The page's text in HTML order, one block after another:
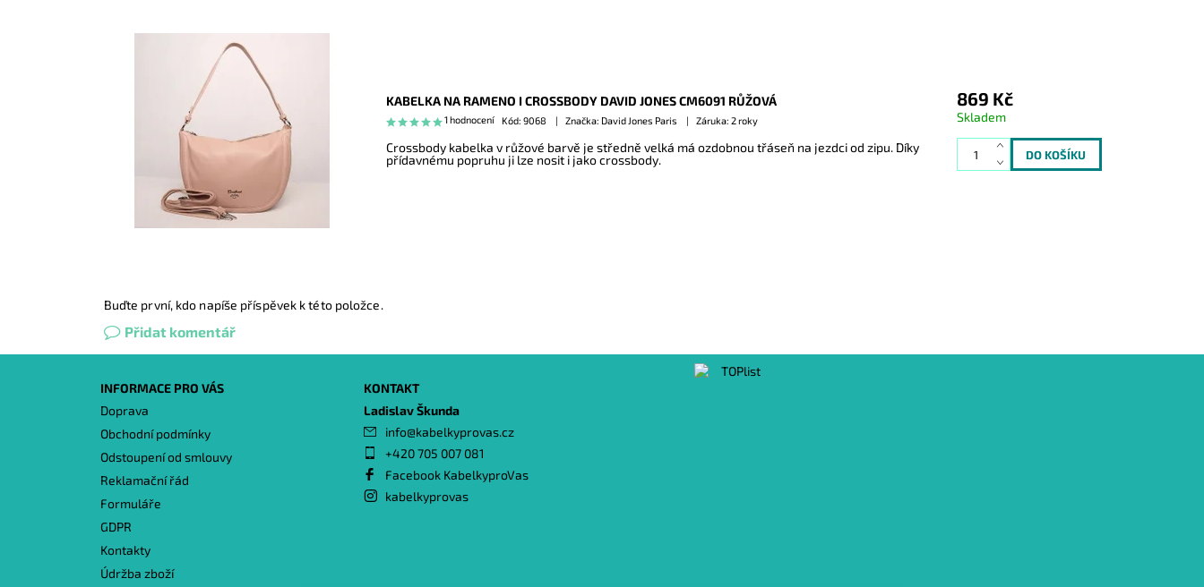
KABELKA NA RAMENO I CROSSBODY DAVID JONES CM6091 RŮŽOVÁ
1 hodnocení Kód: 9068 Značka: David Jones Paris Záruka: 2 roky
Crossbody kabelka v růžové barvě je středně velká má ozdobnou třáseň na jezdci od zipu. Díky
přídavnému popruhu ji lze nosit i jako crossbody.
869 Kč
Skladem
Buďte první, kdo napíše příspěvek k této položce.
Přidat komentář
INFORMACE PRO VÁS
Doprava
Obchodní podmínky
Odstoupení od smlouvy
Reklamační řád
Formuláře
GDPR
Kontakty
Údržba zboží
KONTAKT
Ladislav Škunda
info@kabelkyprovas.cz
+420 705 007 081
Facebook KabelkyproVas
kabelkyprovas